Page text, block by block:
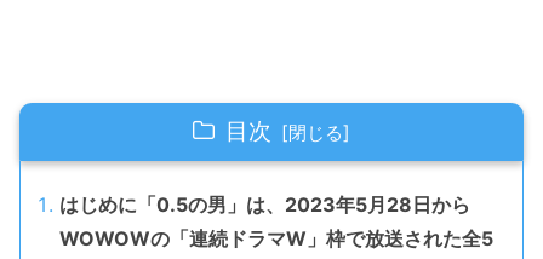
目次
はじめに「0.5の男」は、2023年5月28日から
WOWOWの「連続ドラマW」枠で放送された全5